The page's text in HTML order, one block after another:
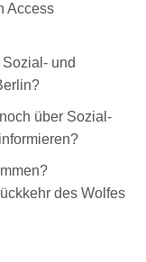
Access
und
über Sozial-
des Wolfes